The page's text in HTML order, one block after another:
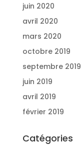
juin 2020
avril 2020
mars 2020
octobre 2019
septembre 2019
juin 2019
avril 2019
février 2019
Catégories